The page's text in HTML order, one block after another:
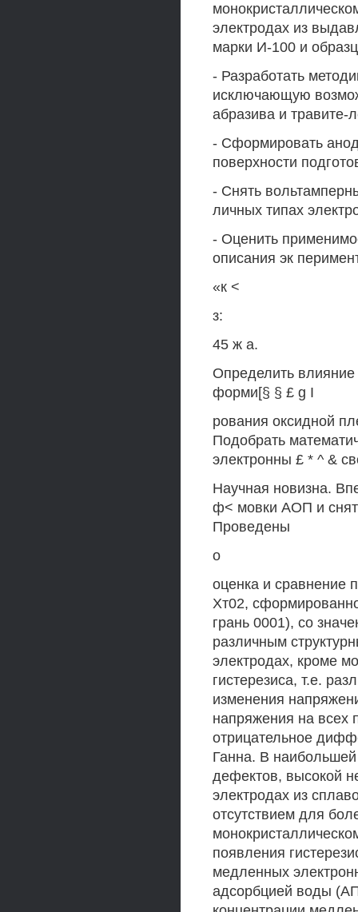
электродах из
марки И-100 и
- Разработать
исключающую
абразива и травите-
- Сформировать
поверхности
- Снять
личных типах
- Оценить
описания эк
«к <
з:
45 ж а.
Определить влияние
форми[§ § £ g I
рования оксидной
Подобрать
электронны £ * ^ &
Научная новизна.
ф< мовки АОП и
Проведены
о
оценка и сравнение
Хт02,
грань 0001), со
различным
электродах, кроме
гистерезиса, т.е.
изменения
напряжения на всех
отрицательное
Ганна. В
дефектов, высокой
электродах из
отсутствием для
появления
медленных
адсорбцией воды